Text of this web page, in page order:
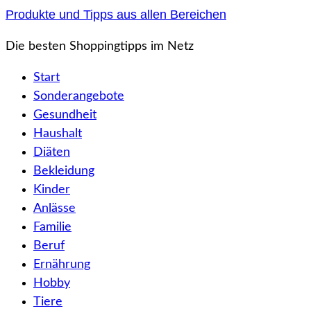
Zum
springen
Produkte und Tipps aus allen Bereichen
Die besten Shoppingtipps im Netz
Start
Sonderangebote
Gesundheit
Haushalt
Diäten
Bekleidung
Kinder
Anlässe
Familie
Beruf
Ernährung
Hobby
Tiere